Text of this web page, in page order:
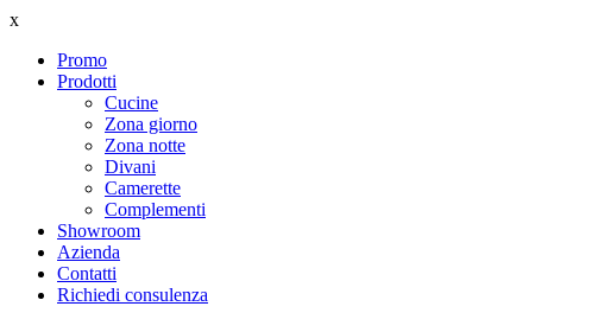
x
Promo
Prodotti
Cucine
Zona giorno
Zona notte
Divani
Camerette
Complementi
Showroom
Azienda
Contatti
Richiedi consulenza